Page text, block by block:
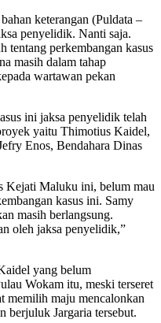
keterangan (Puldata –
penyelidik. Nanti saja.
tentang perkembangan kasus
masih dalam tahap
wartawan pekan
ini jaksa penyelidik telah
yaitu Thimotius Kaidel,
Enos, Bendahara Dinas
Kejati Maluku ini, belum mau
kasus ini. Samy
masih berlangsung.
oleh jaksa penyelidik,”
yang belum
Wokam itu, meski terseret
memilih maju mencalonkan
berjuluk Jargaria tersebut.